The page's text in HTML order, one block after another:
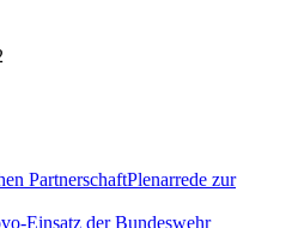
Plenarrede zur